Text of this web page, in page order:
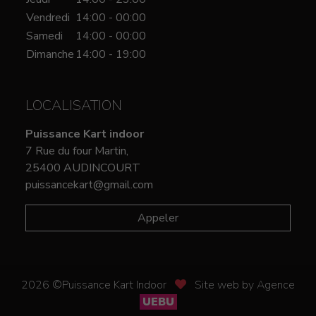
Vendredi 14:00 - 00:00
Samedi
14:00 - 00:00
Dimanche 14:00 - 19:00
LOCALISATION
Puissance Kart indoor
7 Rue du four Martin,
25400 AUDINCOURT
puissancekart@gmail.com
Appeler
2026 ©Puissance Kart Indoor
Site web by Agence
UEBU